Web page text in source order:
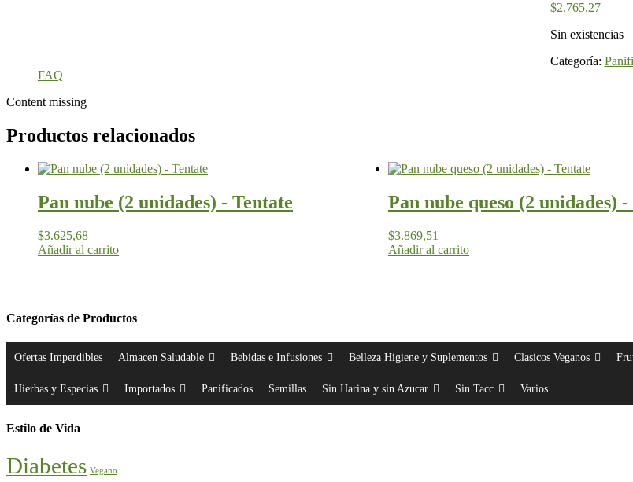
$2.765,27
Sin existencias
Categoría:
FAQ
Content missing
Productos relacionados
Pan nube (2 unidades) - Tentate
$3.625,68
Añadir al carrito
Pan nube queso (2 unidades)
$3.869,51
Añadir al carrito
Categorías de Productos
Ofertas Imperdibles Almacen Saludable Bebidas e Infusiones Belleza Higiene y Suplementos Clasicos Veganos
Hierbas y Especias Importados Panificados Semillas Sin Harina y sin Azucar Sin Tacc Varios
Estilo de Vida
Diabetes Vegano